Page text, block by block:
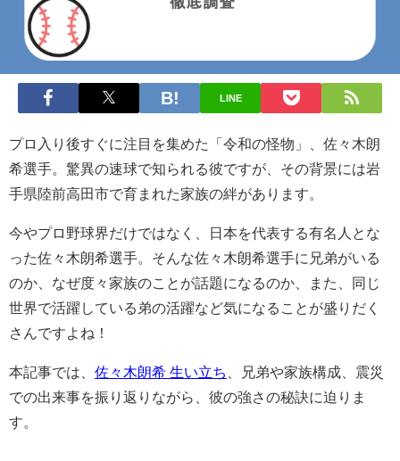
LINE
プロ入り後すぐに注目を集めた「令和の怪物」、佐々木朗
希選手。驚異の速球で知られる彼ですが、その背景には岩
手県陸前高田市で育まれた家族の絆があります。
今やプロ野球界だけではなく、日本を代表する有名人とな
った佐々木朗希選手。そんな佐々木朗希選手に兄弟がいる
のか、なぜ度々家族のことが話題になるのか、また、同じ
世界で活躍している弟の活躍など気になることが盛りだく
さんですよね！
本記事では、 佐々木朗希 生い立ち
、兄弟や家族構成、震災
での出来事を振り返りながら、彼の強さの秘訣に迫りま
す。